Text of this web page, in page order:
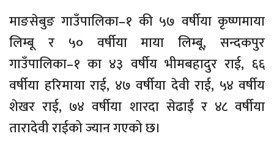
माङसेबुङ गाउँपालिका–१ की ५७ वर्षीया कृष्णमाया
लिम्बू र ५० वर्षीया माया लिम्बू, सन्दकपुर
गाउँपालिका–१ का ४३ वर्षीय भीमबहादुर राई, ६६
वर्षीया हरिमाया राई, ४७ वर्षीया देवी राई, ५४ वर्षीय
शेखर राई, ७४ वर्षीया शारदा सेढाईं र ४८ वर्षीया
तारादेवी राईको ज्यान गएको छ।